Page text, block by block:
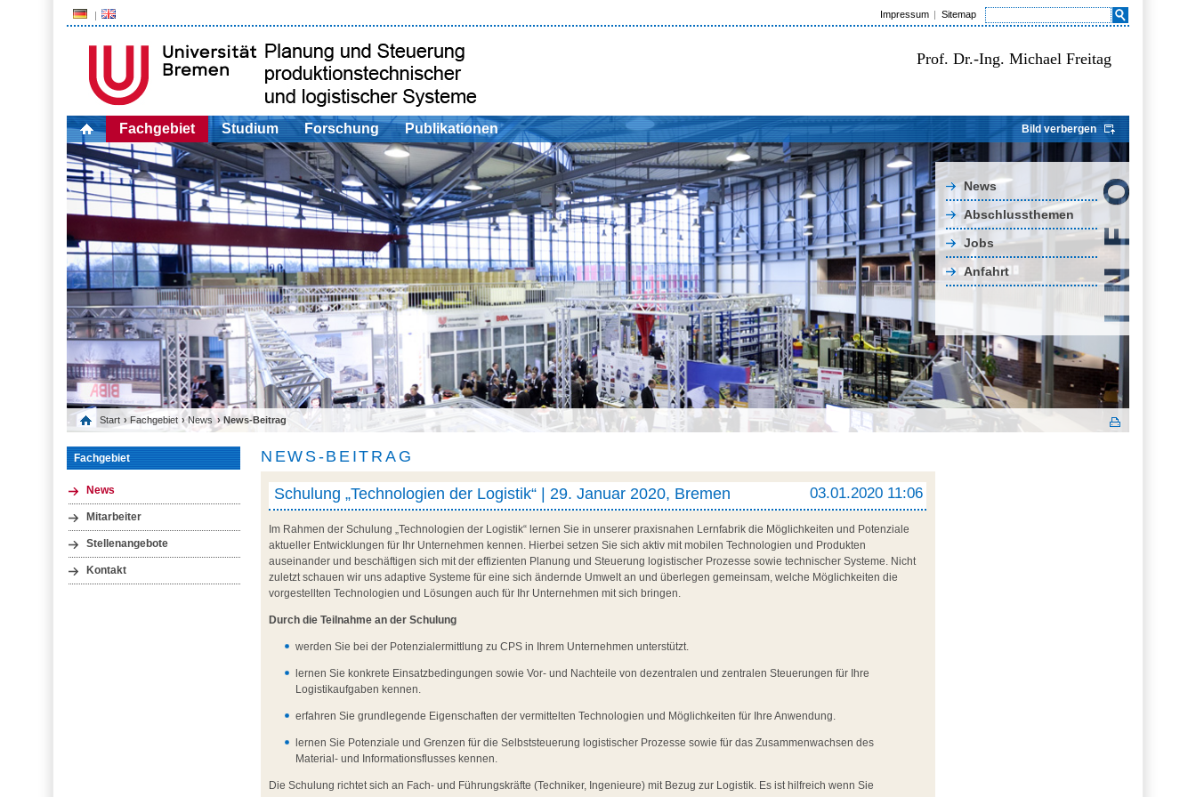
Impressum Sitemap
Prof. Dr.-Ing. Michael Freitag
Fachgebiet Studium Forschung Publikationen Bild verbergen
News
Abschlussthemen
Jobs
Anfahrt
Start › Fachgebiet ›News › News-Beitrag
Fachgebiet
News
Mitarbeiter
Stellenangebote
Kontakt
NEWS-BEITRAG
03.01.2020 11:06
Schulung „Technologien der Logistik“ | 29. Januar 2020, Bremen
Im Rahmen der Schulung „Technologien der Logistik“ lernen Sie in unserer praxisnahen Lernfabrik die Möglichkeiten und Potenziale
aktueller Entwicklungen für Ihr Unternehmen kennen. Hierbei setzen Sie sich aktiv mit mobilen Technologien und Produkten
auseinander und beschäftigen sich mit der effizienten Planung und Steuerung logistischer Prozesse sowie technischer Systeme. Nicht
zuletzt schauen wir uns adaptive Systeme für eine sich ändernde Umwelt an und überlegen gemeinsam, welche Möglichkeiten die
vorgestellten Technologien und Lösungen auch für Ihr Unternehmen mit sich bringen.
Durch die Teilnahme an der Schulung
werden Sie bei der Potenzialermittlung zu CPS in Ihrem Unternehmen unterstützt.
lernen Sie konkrete Einsatzbedingungen sowie Vor- und Nachteile von dezentralen und zentralen Steuerungen für Ihre
Logistikaufgaben kennen.
erfahren Sie grundlegende Eigenschaften der vermittelten Technologien und Möglichkeiten für Ihre Anwendung.
lernen Sie Potenziale und Grenzen für die Selbststeuerung logistischer Prozesse sowie für das Zusammenwachsen des
Material- und Informationsflusses kennen.
Die Schulung richtet sich an Fach- und Führungskräfte (Techniker, Ingenieure) mit Bezug zur Logistik. Es ist hilfreich wenn Sie